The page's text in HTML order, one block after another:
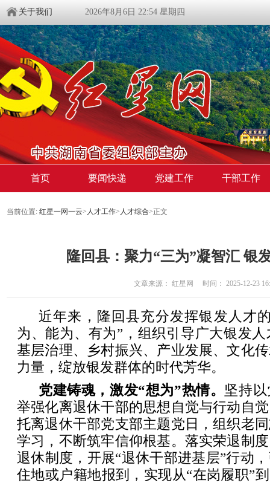
关于我们 2026年8月6日 22:54 星期四
首页 要闻快递 党建工作 干部工作
当前位置: 红星一网一云> 人才工作> 人才综合>正文
隆回县：聚力“三为”凝智汇 银
文章来源： 红星网 时间： 2025-12-23
近年来，隆回县充分发挥银发人才
为、能为、有为”，组织引导广大银发
基层治理、乡村振兴、产业发展、文化
力量，绽放银发群体的时代芳华。
党建铸魂，激发“想为”热情。 坚持
举强化离退休干部的思想自觉与行动自
托离退休干部党支部主题党日，组织老
学习，不断筑牢信仰根基。落实荣退制
退休制度，开展“退休干部进基层”行动
住地或户籍地报到，实现从“在岗履职”